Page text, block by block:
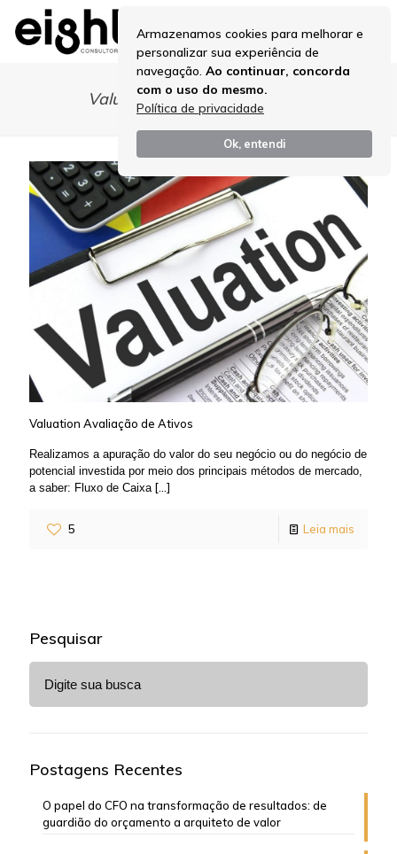
Armazenamos cookies para melhorar e
personalizar sua experiência de
navegação. Ao continuar, concorda
com o uso do mesmo.
Política de privacidade
Ok, entendi
Valuation Avaliação de Ativos
Valuation Avaliação de Ativos
Realizamos a apuração do valor do seu negócio ou do negócio de
potencial investida por meio dos principais métodos de mercado,
a saber: Fluxo de Caixa […]
5 Leia mais
Pesquisar
Postagens Recentes
O papel do CFO na transformação de resultados: de
guardião do orçamento a arquiteto de valor